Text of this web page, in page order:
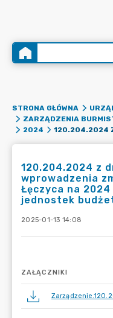
STRONA GŁÓWNA
ZARZĄDZENIA
2024
120.204.2024 z
wprowadzenia
Łęczyca na
jednostek
2025-01-13 14:08
ZAŁĄCZNIKI